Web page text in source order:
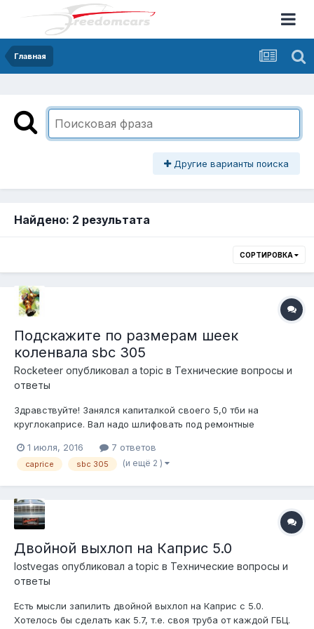
Главная
Другие варианты поиска
Найдено: 2 результата
СОРТИРОВКА
Подскажите по размерам шеек
коленвала sbc 305
Rocketeer опубликовал a topic в Технические вопросы и
ответы
Здравствуйте! Занялся капиталкой своего 5,0 тби на
круглокаприсе. Вал надо шлифовать под ремонтные
шатунных шеек указан в разных источниках от 2,0986 до 2,1
дюймофф, что есть довольно большая разница.Какой размер
1 июля, 2016 7 ответов
caprice sbc 305 (и ещё 2 )
Двойной выхлоп на Каприс 5.0
lostvegas опубликовал a topic в Технические вопросы и
ответы
Есть мысли запилить двойной выхлоп на Каприс с 5.0.
Хотелось бы сделать как 5.7, т.е. своя труба от каждой ГБЦ.